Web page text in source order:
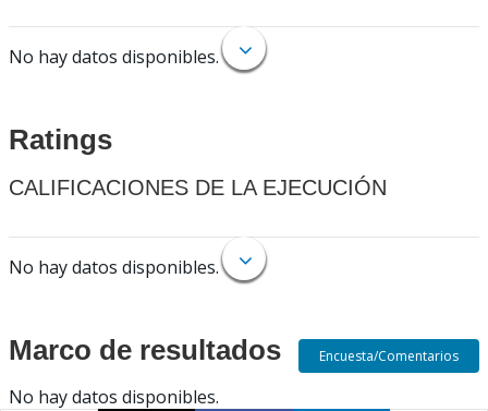
No hay datos disponibles.
Ratings
CALIFICACIONES DE LA EJECUCIÓN
No hay datos disponibles.
Marco de resultados
No hay datos disponibles.
Encuesta/Comentarios